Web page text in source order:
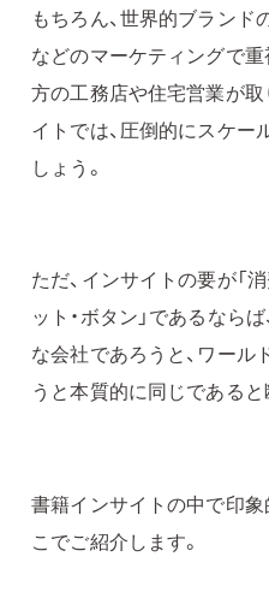
もちろん、世界的ブラン
などのマーケティングで
方の工務店や住宅営業が
イトでは、圧倒的にスケ
しょう。
ただ、インサイトの要が「
ット・ボタン」であるなら
な会社であろうと、ワー
うと本質的に同じであると
書籍インサイトの中で印象
こでご紹介します。